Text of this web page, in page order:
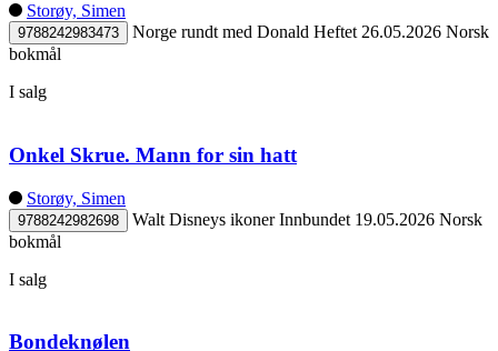
Storøy, Simen
9788242983473 Norge rundt med Donald Heftet 26.05.2026 Norsk
bokmål
I salg
Onkel Skrue. Mann for sin hatt
Storøy, Simen
9788242982698 Walt Disneys ikoner Innbundet 19.05.2026 Norsk
bokmål
I salg
Bondeknølen